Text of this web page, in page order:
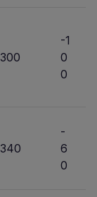
300
-1
0
0
340
-
6
0